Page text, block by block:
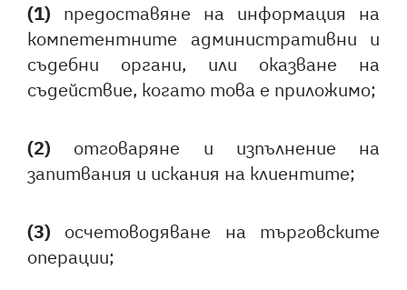
(1) предоставяне на информация на
компетентните административни и
съдебни органи, или оказване на
съдействие, когато това е приложимо;
(2) отговаряне и изпълнение на
запитвания и искания на клиентите;
(3) осчетоводяване на търговските
операции;